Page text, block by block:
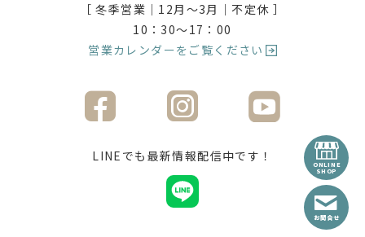
ONLINE
SHOP
お問合せ
［ 冬季営業｜12月〜3月｜不定休 ］
10：30〜17：00
営業カレンダーをご覧ください
LINEでも最新情報配信中です！